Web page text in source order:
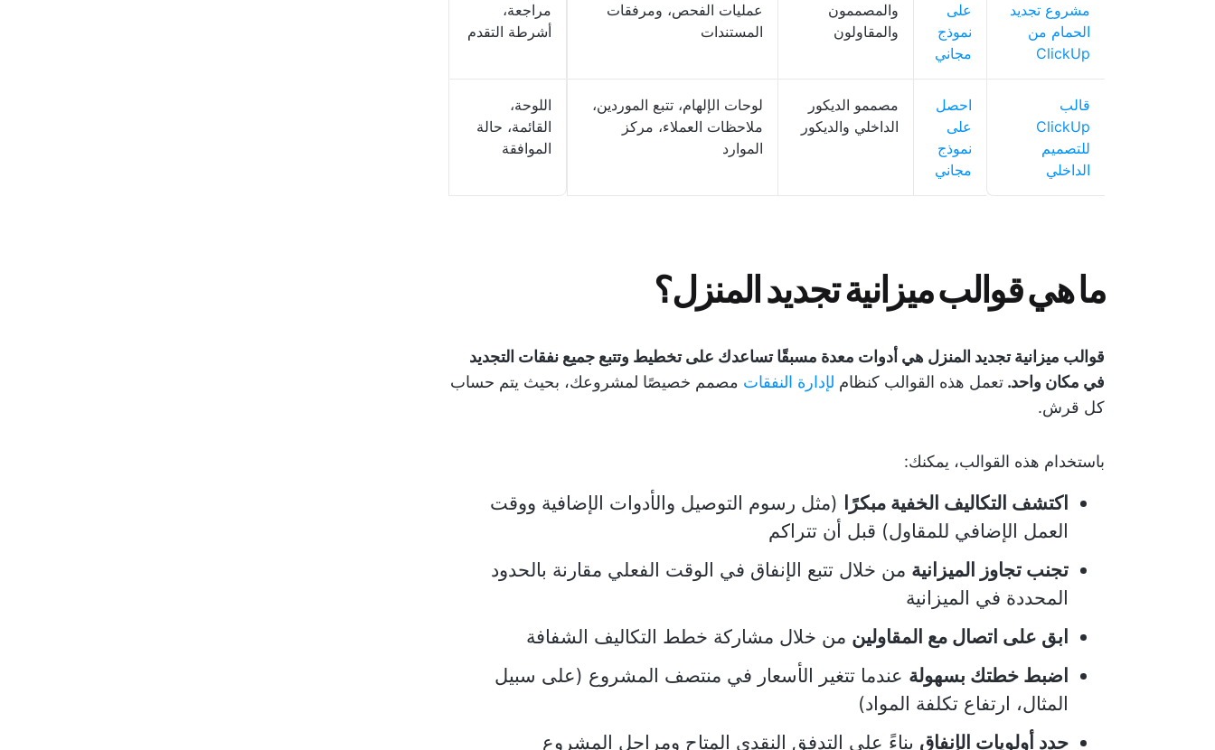
مشروع تجديد
الحمام من
ClickUp
على
نموذج
مجاني
والمصممون
والمقاولون
عمليات الفحص، ومرفقات
المستندات
مراجعة،
أشرطة التقدم
قالب
ClickUp
للتصميم
الداخلي
احصل
على
نموذج
مجاني
مصممو الديكور
الداخلي والديكور
لوحات الإلهام، تتبع الموردين،
ملاحظات العملاء، مركز
الموارد
اللوحة،
القائمة، حالة
الموافقة
ما هي قوالب ميزانية تجديد المنزل؟
قوالب ميزانية تجديد المنزل هي أدوات معدة مسبقًا تساعدك على تخطيط وتتبع جميع نفقات التجديد
في مكان واحد. تعمل هذه القوالب كنظام لإدارة النفقات مصمم خصيصًا لمشروعك، بحيث يتم حساب
كل قرش.
باستخدام هذه القوالب، يمكنك:
اكتشف التكاليف الخفية مبكرًا (مثل رسوم التوصيل والأدوات الإضافية ووقت
العمل الإضافي للمقاول) قبل أن تتراكم
تجنب تجاوز الميزانية من خلال تتبع الإنفاق في الوقت الفعلي مقارنة بالحدود
المحددة في الميزانية
ابق على اتصال مع المقاولين من خلال مشاركة خطط التكاليف الشفافة
اضبط خطتك بسهولة عندما تتغير الأسعار في منتصف المشروع (على سبيل
المثال، ارتفاع تكلفة المواد)
حدد أولويات الإنفاق بناءً على التدفق النقدي المتاح ومراحل المشروع